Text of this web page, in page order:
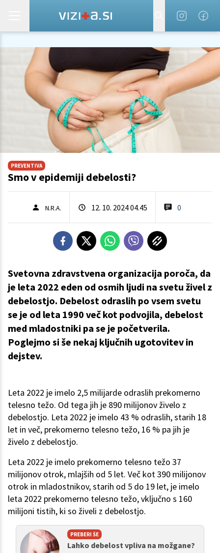
PREVENTIVA
Smo v epidemiji debelosti?
N.R.A. 12. 10. 2024 04.45 0
Svetovna zdravstvena organizacija poroča, da
je leta 2022 eden od osmih ljudi na svetu živel z
debelostjo. Debelost odraslih po vsem svetu
se je od leta 1990 več kot podvojila, debelost
med mladostniki pa se je početverila.
Poglejmo si še nekaj ključnih ugotovitev in
dejstev.
Leta 2022 je imelo 2,5 milijarde odraslih prekomerno
telesno težo. Od tega jih je 890 milijonov živelo z
debelostjo. Leta 2022 je imelo 43 % odraslih, starih 18
let in več, prekomerno telesno težo, 16 % pa jih je
živelo z debelostjo.
Leta 2022 je imelo prekomerno telesno težo 37
milijonov otrok, mlajših od 5 let. Več kot 390 milijonov
otrok in mladostnikov, starih od 5 do 19 let, je imelo
leta 2022 prekomerno telesno težo, vključno s 160
milijoni tistih, ki so živeli z debelostjo.
PREBERI ŠE
Lahko debelost vpliva na možgane?